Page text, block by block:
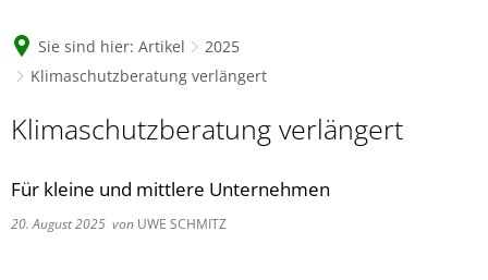
Sie sind hier: Artikel
2025
Klimaschutzberatung verlängert
Klimaschutzberatung verlängert
Für kleine und mittlere Unternehmen
20. August 2025 von UWE SCHMITZ